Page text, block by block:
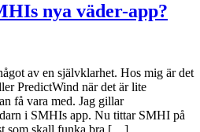
nya väder-app?
av en självklarhet. Hos mig är det
PredictWind när det är lite
få vara med. Jag gillar
i SMHIs app. Nu tittar SMHI på
som skall funka bra […]